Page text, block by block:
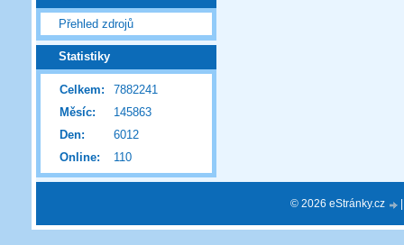
Přehled zdrojů
Statistiky
Online: 110
Celkem:
7882241
Měsíc:
145863
Den:
6012
© 2026 eStránky.cz